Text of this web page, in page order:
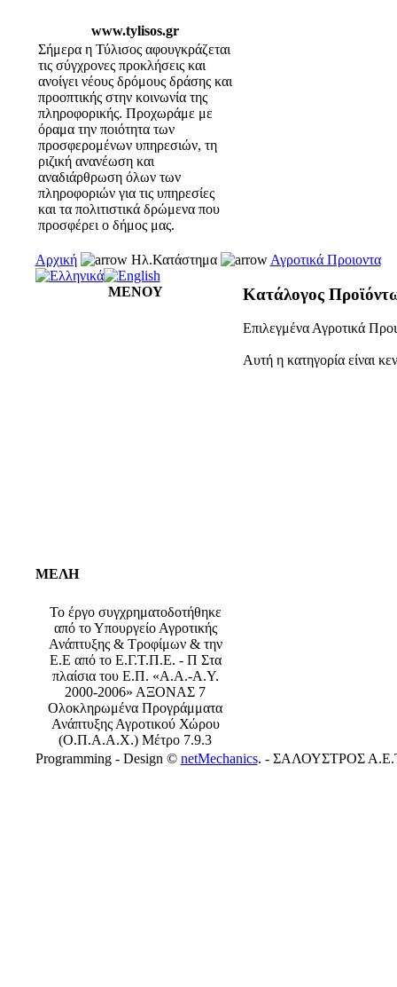
www.tylisos.gr
Σήμερα η Τύλισος αφουγκράζεται
τις σύγχρονες προκλήσεις και
ανοίγει νέους δρόμους δράσης και
προοπτικής στην κοινωνία της
πληροφορικής. Προχωράμε με
όραμα την ποιότητα των
προσφερομένων υπηρεσιών, τη
ριζική ανανέωση και
αναδιάρθρωση όλων των
πληροφοριών για τις υπηρεσίες
και τα πολιτιστικά δρώμενα που
προσφέρει ο δήμος μας.
Αρχική Ηλ.Κατάστημα Αγροτικά Προιοντα
ΜΕΝΟΥ
ΜΕΛΗ
Το έργο συγχρηματοδοτήθηκε
από το Υπουργείο Αγροτικής
Ανάπτυξης & Τροφίμων & την
Ε.Ε από το Ε.Γ.Τ.Π.Ε. - Π Στα
πλαίσια του Ε.Π. «Α.Α.-Α.Υ.
2000-2006» ΑΞΟΝΑΣ 7
Ολοκληρωμένα Προγράμματα
Ανάπτυξης Αγροτικού Χώρου
(Ο.Π.Α.Α.Χ.) Μέτρο 7.9.3
Κατάλογος
Επιλεγμένα Αγροτικά
Αυτή η κατηγορία είναι
Programming - Design © netMechanics. - ΣΑΛΟΥΣΤΡΟΣ